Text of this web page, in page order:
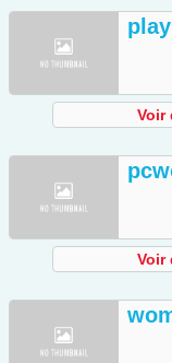
Voir
Voir